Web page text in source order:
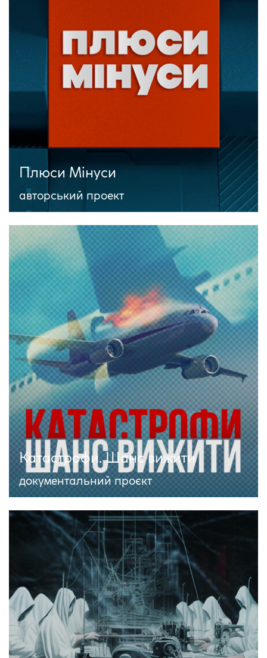
Плюси Мінуси
авторський проект
Катастрофи. Шанс вижити
документальний проєкт